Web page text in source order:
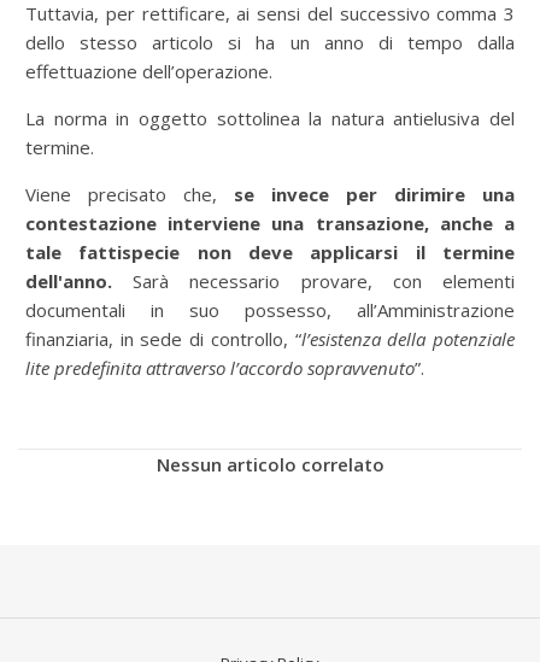
Tuttavia, per rettificare, ai sensi del successivo comma 3
dello stesso articolo si ha un anno di tempo dalla
effettuazione dell’operazione.
La norma in oggetto sottolinea la natura antielusiva del
termine.
Viene precisato che, se invece per dirimire una
contestazione interviene una transazione, anche a
tale fattispecie non deve applicarsi il termine
dell'anno.Sarà necessario provare, con elementi
documentali in suo possesso, all’Amministrazione
finanziaria, in sede di controllo, “l’esistenza della potenziale
lite predefinita attraverso l’accordo sopravvenuto”.
Nessun articolo correlato